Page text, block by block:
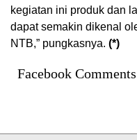
kegiatan ini produk dan
dapat semakin dikenal
NTB,” pungkasnya. (*)
Facebook